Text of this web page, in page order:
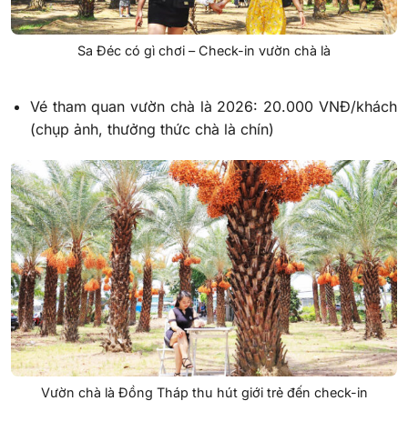
Sa Đéc có gì chơi – Check-in vườn chà là
Vé tham quan vườn chà là 2026: 20.000 VNĐ/khách
(chụp ảnh, thưởng thức chà là chín)
Vườn chà là Đồng Tháp thu hút giới trẻ đến check-in